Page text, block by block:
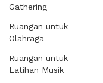
Gathering
Ruangan untuk
Olahraga
Ruangan untuk
Latihan Musik